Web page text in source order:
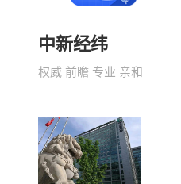
中新经纬
权威 前瞻 专业 亲和